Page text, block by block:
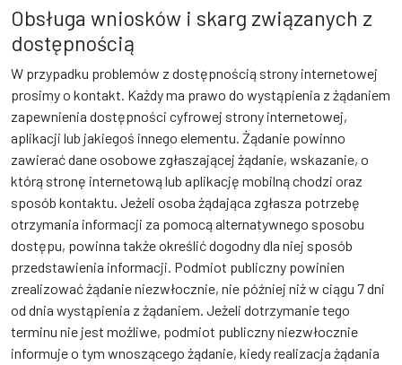
Obsługa wniosków i skarg związanych z
dostępnością
W przypadku problemów z dostępnością strony internetowej
prosimy o kontakt. Każdy ma prawo do wystąpienia z żądaniem
zapewnienia dostępności cyfrowej strony internetowej,
aplikacji lub jakiegoś innego elementu. Żądanie powinno
zawierać dane osobowe zgłaszającej żądanie, wskazanie, o
którą stronę internetową lub aplikację mobilną chodzi oraz
sposób kontaktu. Jeżeli osoba żądająca zgłasza potrzebę
otrzymania informacji za pomocą alternatywnego sposobu
dostępu, powinna także określić dogodny dla niej sposób
przedstawienia informacji. Podmiot publiczny powinien
zrealizować żądanie niezwłocznie, nie później niż w ciągu 7 dni
od dnia wystąpienia z żądaniem. Jeżeli dotrzymanie tego
terminu nie jest możliwe, podmiot publiczny niezwłocznie
informuje o tym wnoszącego żądanie, kiedy realizacja żądania